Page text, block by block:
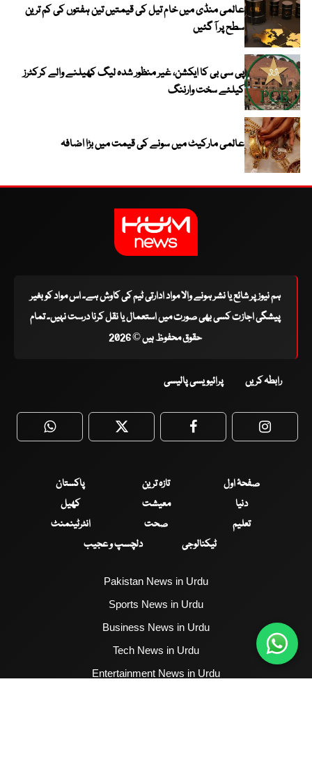
عالمی منڈی میں خام تیل کی قیمتیں تین ہفتوں کی کم ترین
سطح پر آ گئیں
پی سی بی کا ایکشن، غیر منظور شدہ لیگ کھیلنے والے کرکٹرز
کیلئے سخت وارننگ
عالمی مارکیٹ میں سونے کی قیمت میں بڑا اضافہ
ہم نیوز پر شائع یا نشر ہونے والا مواد ادارتی ٹیم کی کاوش ہے۔ اس مواد کو بغیر
پیشگی اجازت کسی بھی صورت میں استعمال یا نقل کرنا درست نہیں۔ تمام
حقوق محفوظ ہیں © 2026
رابطہ کریں پرائیویسی پالیسی
WhatsApp Twitter Facebook
صفحۂ اول تازہ ترین
پاکستان
دنیا
معیشت
کھیل
تعلیم
صحت
انٹرٹینمنٹ
ٹیکنالوجی
دلچسپ و عجیب
Pakistan News in Urdu
Sports News in Urdu
Business News in Urdu
Tech News in Urdu
Entertainment News in Urdu